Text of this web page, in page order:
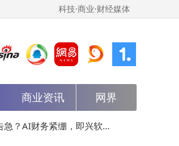
科技·商业·财经媒体
商业资讯 网界
AI财务紧绷，即兴软件
海成立私募股权基金管理公司
科技公司，含AI及物联网业务
在河北涞源成立电力科技公司
特在北京成立微电子技术公司
公司，含智能机器人研发业务